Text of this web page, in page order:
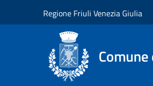
Regione Friuli Venezia Giulia